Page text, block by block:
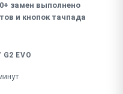
замен выполнено
и кнопок тачпада
EVO